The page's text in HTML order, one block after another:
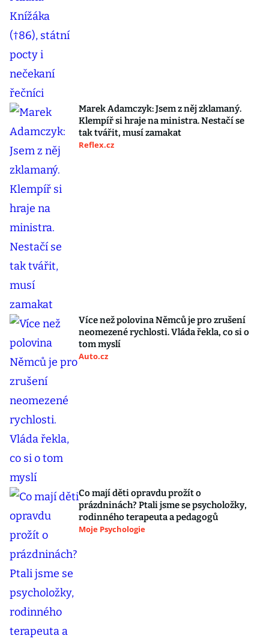
Marek Adamczyk: Jsem z něj zklamaný.
Klempíř si hraje na ministra. Nestačí se
tak tvářit, musí zamakat
Reflex.cz
Více než polovina Němců je pro zrušení
neomezené rychlosti. Vláda řekla, co si o
tom myslí
Auto.cz
Co mají děti opravdu prožít o
prázdninách? Ptali jsme se psycholožky,
rodinného terapeuta a pedagogů
Moje Psychologie